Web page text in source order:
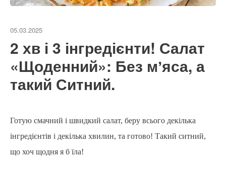
05.03.2025
2 хв і 3 інгредієнти! Салат
«Щоденний»: Без мʼяса, а
такий Ситний.
Готую смачний і швидкий салат, беру всього декілька
інгредієнтів і декілька хвилин, та готово! Такий ситний,
що хоч щодня я б їла!